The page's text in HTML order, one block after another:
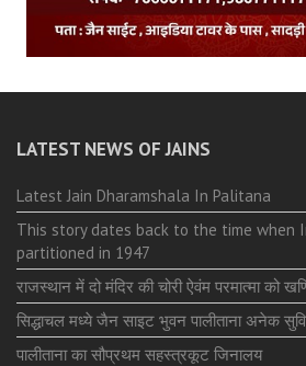
LATEST NEWS OF JAINS
Latest Jain Dharamshala In Palitana
This story dates back to the time when
partitioned in 1947
राजस्थान में दो मंदिर की चोरी ऐवंम परमात्मा को
सिद्धाचल मध्ये जैन साइट भुवन पालीताना अनेक
पालीताना का सौप्रथम सहस्त्रकूट जिनालय